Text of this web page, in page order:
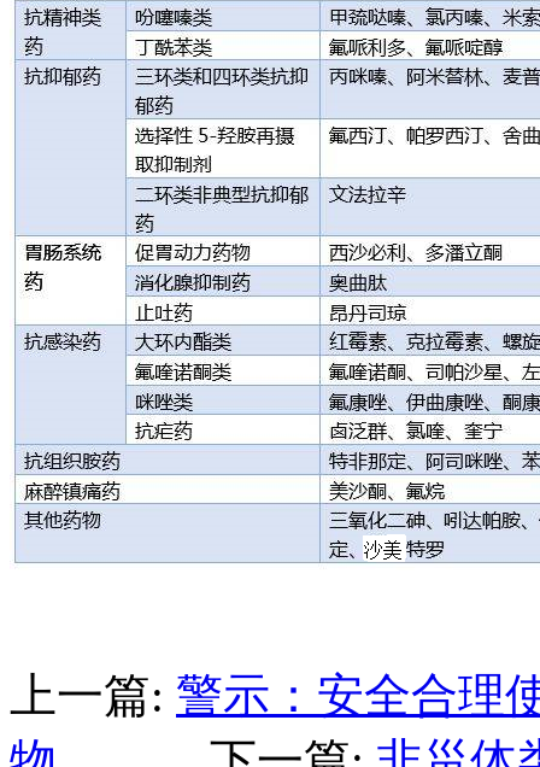
上一篇: 警示：安全合理